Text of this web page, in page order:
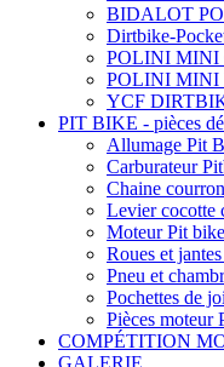
BIDALOT
Dirtbike-
POLINI MINI
POLINI MINI
YCF
PIT BIKE - pièces
Allumage Pit
Carburateur
Chaine
Levier cocotte
Moteur Pit bike
Roues et
Pneu et
Pochettes de
Pièces moteur
COMPÉTITION
GALERIE